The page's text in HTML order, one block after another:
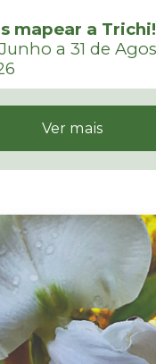
mapear a Trichi!
a 31 de
Ver mais